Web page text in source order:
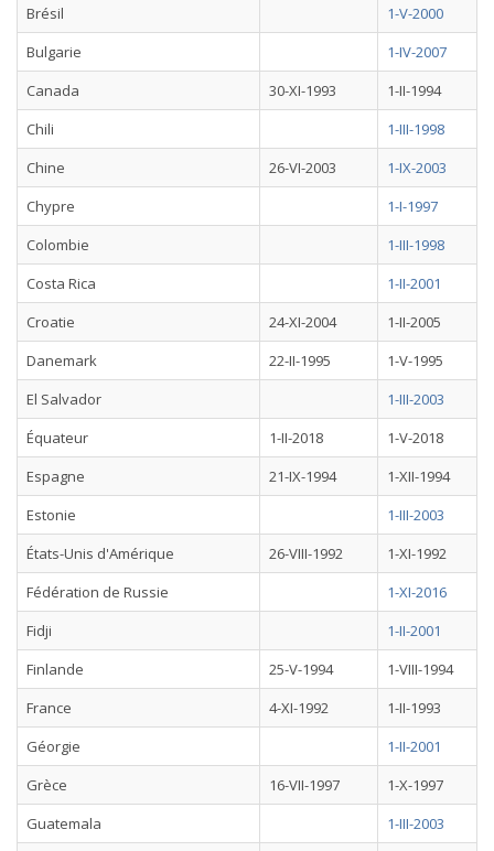
Brésil
1-V-2000
Bulgarie
1-IV-2007
Canada
30-XI-1993
1-II-1994
Chili
1-III-1998
Chine
26-VI-2003
1-IX-2003
Chypre
1-I-1997
Colombie
1-III-1998
Costa Rica
1-II-2001
Croatie
24-XI-2004
1-II-2005
Danemark
22-II-1995
1-V-1995
El Salvador
1-III-2003
Équateur
1-II-2018
1-V-2018
Espagne
21-IX-1994
1-XII-1994
Estonie
1-III-2003
États-Unis d'Amérique
26-VIII-1992
1-XI-1992
Fédération de Russie
1-XI-2016
Fidji
1-II-2001
Finlande
25-V-1994
1-VIII-1994
France
4-XI-1992
1-II-1993
Géorgie
1-II-2001
Grèce
16-VII-1997
1-X-1997
Guatemala
1-III-2003